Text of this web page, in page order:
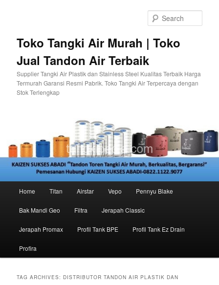
Toko Tangki Air Murah | Toko
Jual Tandon Air Terbaik
Supplier Tangki Air Plastik dan Stainless Steel Kualitas Terbaik Harga
Termurah Garansi Resmi Pabrik. Toko Tangki Air Terpercaya dengan
Stok Terlengkap
Home Titan Airstar Vepo Pennyu Blake
Bak Mandi Geo Filtra Jerapah Classic
Jerapah Promax Profil Tank BPE Profil Tank Ez Drain
Profira
TAG ARCHIVES: DISTRIBUTOR TANDON AIR PLASTIK DAN